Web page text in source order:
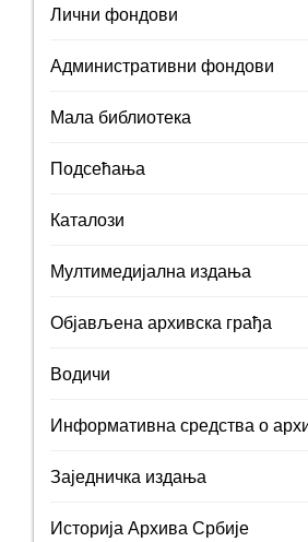
Лични фондови
Административни фондови
Мала библиотека
Подсећања
Каталози
Мултимедијална издања
Објављена архивска грађа
Водичи
Информативна средства о
Заједничка издања
Историја Архива Србије